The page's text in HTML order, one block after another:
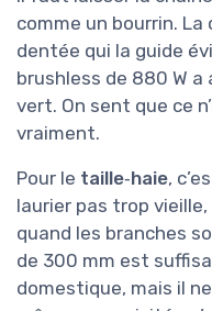
comme un bourrin. La
dentée qui la guide
brushless de 880 W a
vert. On sent que ce
vraiment.
Pour le taille‑haie,
laurier pas trop
quand les branches
de 300 mm est
domestique, mais il